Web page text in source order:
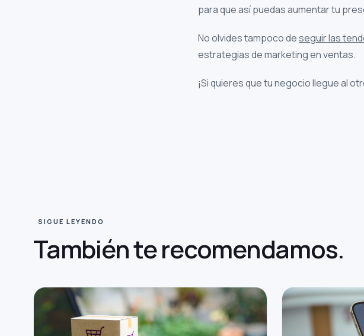
para que así puedas aumentar tu
No olvides tampoco deseguir las
estrategias de marketing en ventas.
¡Si quieres que tu negocio llegue al
SIGUE LEYENDO
También terecomendamos.